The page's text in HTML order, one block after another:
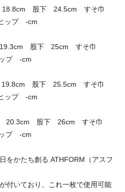
股下 24.5cm すそ巾
ップ -cm
股下 25cm すそ巾
プ -cm
股下 25.5cm すそ巾
ップ -cm
20.3cm 股下 26cm すそ巾
プ -cm
をかたち創る ATHFORM（アスフ
付いており、これ一枚で使用可能